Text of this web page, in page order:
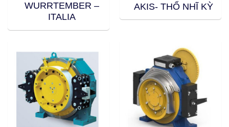
WURRTEMBER –
ITALIA
AKIS- THỔ NHĨ KỲ